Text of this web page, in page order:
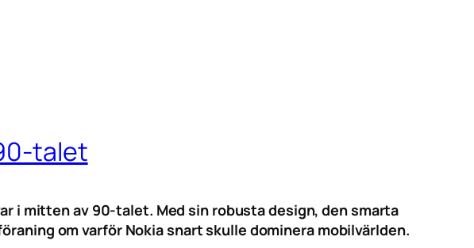
talet
i mitten av 90-talet. Med sin robusta design, den smarta
om varför Nokia snart skulle dominera mobilvärlden.